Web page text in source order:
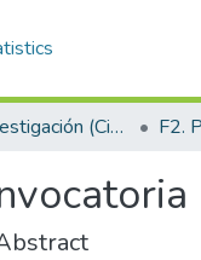
F. Función Investigación (Ciencia y Tecnología) F2.